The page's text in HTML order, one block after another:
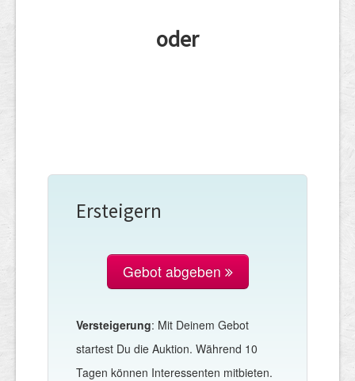
oder
Ersteigern
Gebot abgeben
Versteigerung: Mit Deinem Gebot
startest Du die Auktion. Während 10
Tagen können Interessenten mitbieten.